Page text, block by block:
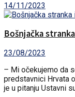
14/11/2023
Bošnjačka
23/08/2023
– Mi očekujemo da
predstavnici Hrvata
je u pitanju Ustavni